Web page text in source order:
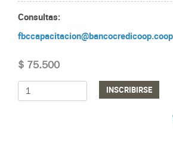
Consultas:
fbccapacitacion@bancocredicoop.coop
$ 75.500
INSCRIBIRSE